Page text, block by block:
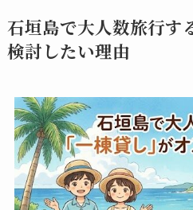
石垣島で大人数旅行す
検討したい理由